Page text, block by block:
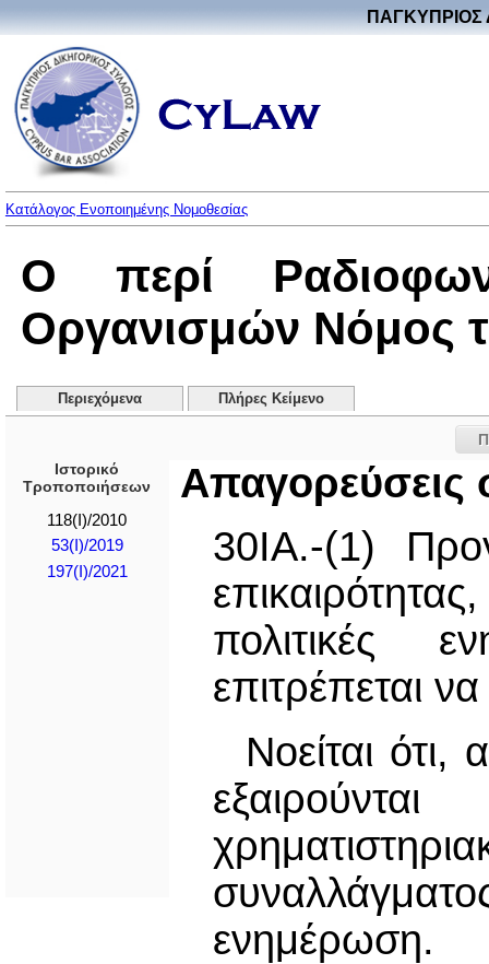
ΠΑΓΚΥΠΡΙΟΣ
Κατάλογος Ενοποιημένης Νομοθεσίας
Ο περί
Οργανισμών Νόμος
Περιεχόμενα Πλήρες Κείμενο
Ιστορικό
Τροποποιήσεων
118(I)/2010
53(I)/2019
197(I)/2021
Απαγορεύσεις
30ΙΑ.-(1)
πολιτικές
επιτρέπεται
Νοείται
ενημέρωση.